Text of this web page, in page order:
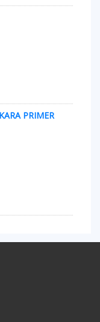
PRIMER